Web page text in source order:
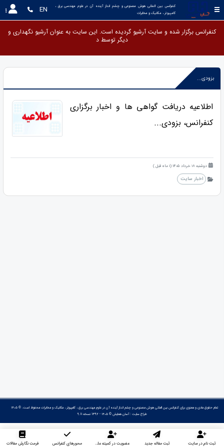
کامپیوتر ، مکانیک و مخابرات
EN
کنفرانس برگزار شده و سایت آرشیو گردیده است. این سایت به عنوان آرشیو نگهداری و
دیگر تو
بزودی...
اطلاعیه دریافت گواهی ها و اخبار برگزاری
کنفرانس، بزودی...
دوشنبه 18 خرداد 1405 (1 ماه قبل )
اخبار سایت
تمام حقوق مادی و معنوی برای کنفرانس بین المللی هوش مصنوعی و چشم انداز آینده آن در علوم مهندسی برق ، کامپیوتر ، مکانیک و مخابرات محفوظ است. © ۱۴۰۵
طراح سایت :آسان همایش © ۱۴۰۵ - 1392 نسخه 9.11
ثبت نام در سایت ثبت مقاله جدید عضویت در کمیته علمی داوران محورهای کنفرانس فرمت نگارش مقالات